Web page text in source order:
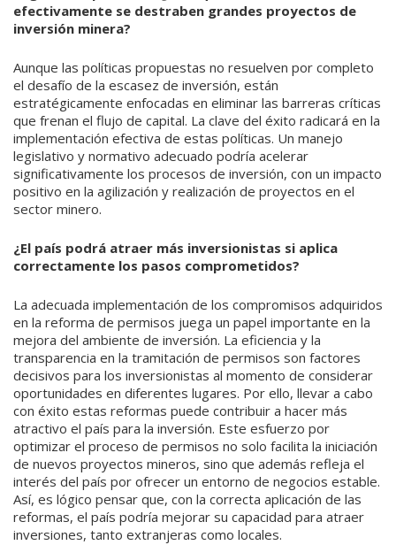
efectivamente se destraben grandes proyectos de
inversión minera?
Aunque las políticas propuestas no resuelven por completo
el desafío de la escasez de inversión, están
estratégicamente enfocadas en eliminar las barreras críticas
que frenan el flujo de capital. La clave del éxito radicará en la
implementación efectiva de estas políticas. Un manejo
legislativo y normativo adecuado podría acelerar
significativamente los procesos de inversión, con un impacto
positivo en la agilización y realización de proyectos en el
sector minero.
¿El país podrá atraer más inversionistas si aplica
correctamente los pasos comprometidos?
La adecuada implementación de los compromisos adquiridos
en la reforma de permisos juega un papel importante en la
mejora del ambiente de inversión. La eficiencia y la
transparencia en la tramitación de permisos son factores
decisivos para los inversionistas al momento de considerar
oportunidades en diferentes lugares. Por ello, llevar a cabo
con éxito estas reformas puede contribuir a hacer más
atractivo el país para la inversión. Este esfuerzo por
optimizar el proceso de permisos no solo facilita la iniciación
de nuevos proyectos mineros, sino que además refleja el
interés del país por ofrecer un entorno de negocios estable.
Así, es lógico pensar que, con la correcta aplicación de las
reformas, el país podría mejorar su capacidad para atraer
inversiones, tanto extranjeras como locales.